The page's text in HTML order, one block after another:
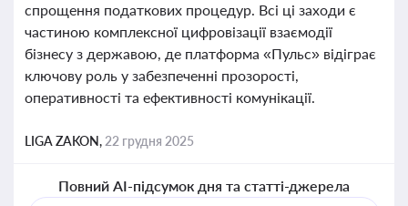
спрощення податкових процедур. Всі ці заходи є
частиною комплексної цифровізації взаємодії
бізнесу з державою, де платформа «Пульс» відіграє
ключову роль у забезпеченні прозорості,
оперативності та ефективності комунікації.
LIGA ZAKON, 22 грудня 2025
Повний AI-підсумок дня та статті-джерела